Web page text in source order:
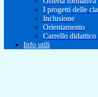
I progetti delle
Inclusione
Orientamento
Carrello didattico
Info utili